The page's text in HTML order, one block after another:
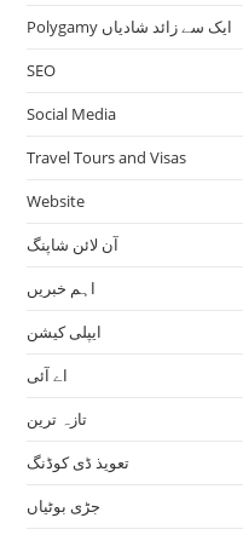
Polygamy ایک سے زائد شادیاں
SEO
Social Media
Travel Tours and Visas
Website
آن لائن شاپنگ
اہم خبریں
ایپلی کیشن
اے آئی
تازہ ترین
تعویذ ڈی کوڈنگ
جڑی بوٹیاں